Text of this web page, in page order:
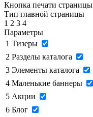
Кнопка печати страницы
Тип главной страницы
1 2 3 4
Параметры
1 Тизеры
2 Разделы каталога
3 Элементы каталога
4 Маленькие баннеры
5 Акции
6 Блог